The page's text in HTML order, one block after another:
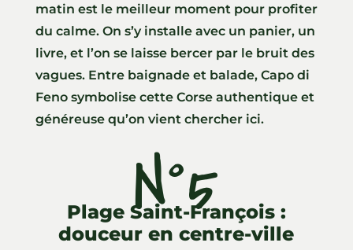
matin est le meilleur moment pour profiter
du calme. On s’y installe avec un panier, un
livre, et l’on se laisse bercer par le bruit des
vagues. Entre baignade et balade, Capo di
Feno symbolise cette Corse authentique et
généreuse qu’on vient chercher ici.
N°5
Plage Saint-François :
douceur en centre-ville